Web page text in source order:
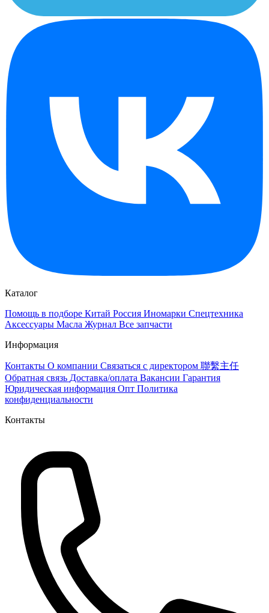
Каталог
Помощь в подборе Китай Россия Иномарки Спецтехника
Аксессуары Масла Журнал Все запчасти
Информация
Контакты О компании Связаться с директором 聯繫主任
Обратная связь Доставка/оплата Вакансии Гарантия
Юридическая информация Опт Политика
конфиденциальности
Контакты